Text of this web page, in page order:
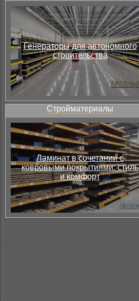
Генераторы для автономного
строительства
Стройматериалы
Ламинат в сочетании с
ковровыми покрытиями: стиль
и комфорт